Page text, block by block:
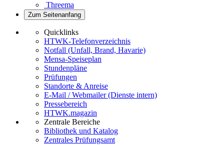
Threema
Zum Seitenanfang
Quicklinks
HTWK-Telefonverzeichnis
Notfall (Unfall, Brand, Havarie)
Mensa-Speiseplan
Stundenpläne
Prüfungen
Standorte & Anreise
E-Mail / Webmailer (Dienste intern)
Pressebereich
HTWK.magazin
Zentrale Bereiche
Bibliothek und Katalog
Zentrales Prüfungsamt